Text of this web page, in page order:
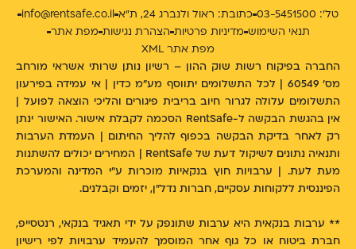
טל': 03-5451500 כתובת: ראול ולנברג 24, ת״א
info@rentsafe.co.il
תנאי השימוש מדיניות פרטיות הצהרת נגישות מפת אתר
מפת אתר XML
החברה בפיקוח רשות שוק ההון – רשיון נותן שרותי אשראי מורחב
מס' 60549 | לכל התשלומים יתווסף מע"מ כדין | אי עמידה בפירעון
התשלומים עלולה לגרור חיוב בריבית פיגורים והליכי הוצאה לפועל |
אין בהגשת הבקשה ל-RentSafe הסכמה לקבלת אישור. האישור ינתן
רק לאחר בדיקת הבקשה בכפוף להליך החיתום | העמדת הערבות
ותנאיה נתונים לשיקול דעת של RentSafe | המחירים יכולים להשתנות
מעת לעת. | ערבויות חוץ בנקאיות מוכרות ע״י המדינה והמערכת
הפיננסית ללקוחות עסקיים, חברות נדל"ן, יזמים וקבלנים.
** ערבות בנקאית היא ערבות שתונפק על ידי תאגיד בנקאי, רנטסייפ,
חברת ביטוח או כל גוף אחר המוסמך להעמיד ערבויות לפי רישיון